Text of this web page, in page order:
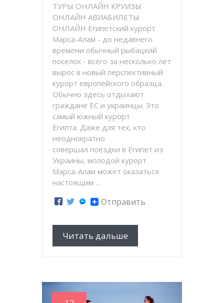
ТУРЫ ОНЛАЙН КРУИЗЫ
ОНЛАЙН АВИАБИЛЕТЫ
ОНЛАЙН Египетский курорт
Марса-Алам - до недавнего
времени обычный рыбацкий
поселок - всего за несколько лет
вырос в новый перспективный
курорт европейского образца.
Обычно здесь отдыхают
граждане ЕС и украинцы. Это
самый южный курорт
Египта. Даже для тех, кто
неоднократно
совершал поездки в Египет из
Украины, молодой курорт
Марса-Алам может оказаться
настоящим ...
Отправить
Читать дальше